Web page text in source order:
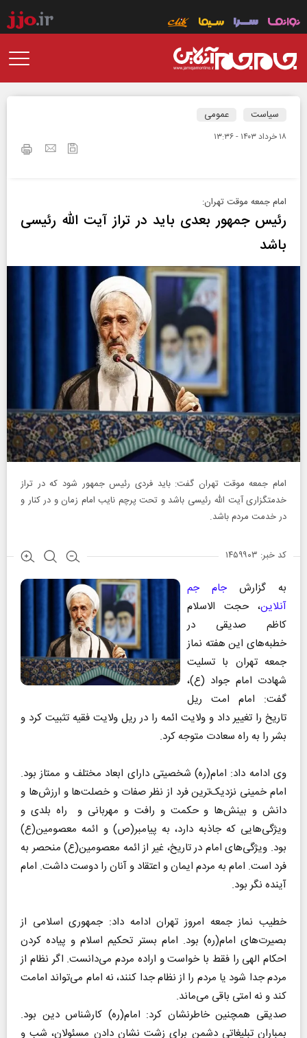
سیاست عمومی
۱۸ خرداد ۱۴۰۳ - ۱۳:۳۶
امام جمعه موقت تهران:
رئیس جمهور بعدی باید در تراز آیت الله رئیسی
باشد
امام جمعه موقت تهران گفت: باید فردی رئیس جمهور شود که در تراز
خدمتگزاری آیت الله رئیسی باشد و تحت پرچم نایب امام زمان و در کنار و
در خدمت مردم باشد.
کد خبر: ۱۴۵۹۹۰۳
به گزارشجام جم
آنلاین، حجت الاسلام
کاظم صدیقی در
خطبه‌های این هفته نماز
جمعه تهران با تسلیت
شهادت امام جواد (ع)،
گفت: امام امت ریل
تاریخ را تغییر داد و ولایت ائمه را در ریل ولایت فقیه تثبیت کرد و
بشر را به راه سعادت متوجه کرد.
وی ادامه داد: امام(ره) شخصیتی دارای ابعاد مختلف و ممتاز بود.
امام خمینی نزدیک‌ترین فرد از نظر صفات و خصلت‌ها و ارزش‌ها و
دانش و بینش‌ها و حکمت و رافت و مهربانی و راه بلدی و
ویژگی‌هایی که جاذبه دارد، به پیامبر(ص) و ائمه معصومین(ع)
بود. ویژگی‌های امام در تاریخ، غیر از ائمه معصومین(ع) منحصر به
فرد است. امام به مردم ایمان و اعتقاد و آنان را دوست داشت. امام
آینده نگر بود.
خطیب نماز جمعه امروز تهران ادامه داد: جمهوری اسلامی از
بصیرت‌های امام(ره) بود. امام بستر تحکیم اسلام و پیاده کردن
احکام الهی را فقط با خواست و اراده مردم می‌دانست. اگر نظام از
مردم جدا شود یا مردم را از نظام جدا کنند، نه امام می‌تواند امامت
کند و نه امتی باقی می‌ماند.
صدیقی همچنین خاطرنشان کرد: امام(ره) کارشناس دین بود.
بمباران تبلیغاتی دشمن برای زشت نشان دادن مسئولان، شب و